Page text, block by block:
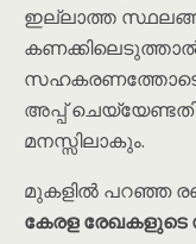
ഇല്ലാത്ത
സഹകരണത്തോടെ
അപ്പ്
മനസ്സിലാകും.
മുകളിൽ പറഞ്ഞ
കേരള